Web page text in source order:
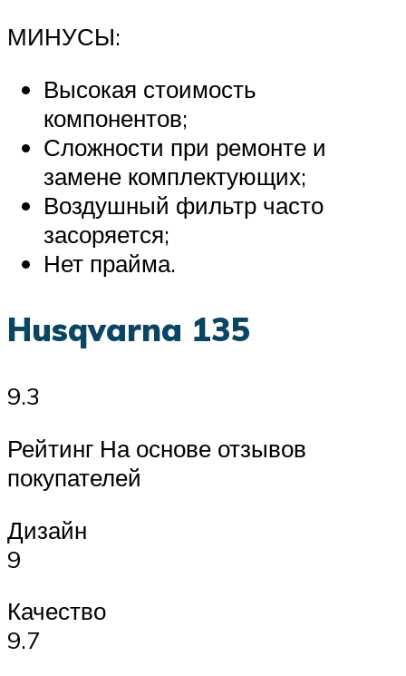
МИНУСЫ:
Высокая стоимость
компонентов;
Сложности при ремонте и
замене комплектующих;
Воздушный фильтр часто
засоряется;
Нет прайма.
Husqvarna 135
9.3
Рейтинг На основе отзывов
покупателей
Дизайн
9
Качество
9.7